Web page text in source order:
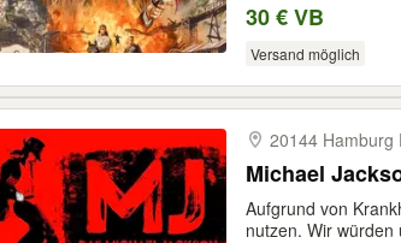
30 € VB
Versand möglich
20144 Hamburg
Michael
Aufgrund von
nutzen. Wir würden